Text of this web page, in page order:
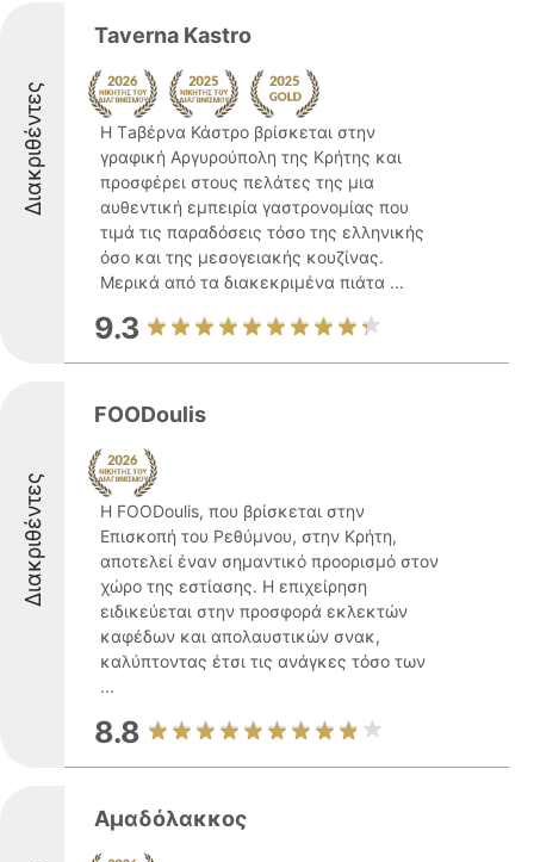
Διακριθέντες
Taverna Kastro
Η Τaβέρνα Κάστρο βρίσκεται στην
γραφική Αργυρούπολη της Κρήτης και
προσφέρει στους πελάτες της μια
αυθεντική εμπειρία γαστρονομίας που
τιμά τις παραδόσεις τόσο της ελληνικής
όσο και της μεσογειακής κουζίνας.
Μερικά από τα διακεκριμένα πιάτα ...
9.3
Διακριθέντες
FOODoulis
Η FOODoulis, που βρίσκεται στην
Επισκοπή του Ρεθύμνου, στην Κρήτη,
αποτελεί έναν σημαντικό προορισμό στον
χώρο της εστίασης. Η επιχείρηση
ειδικεύεται στην προσφορά εκλεκτών
καφέδων και απολαυστικών σνακ,
καλύπτοντας έτσι τις ανάγκες τόσο των
...
8.8
Αμαδόλακκος